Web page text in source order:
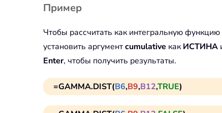
Пример
Чтобы рассчитать как интегральную
установить аргументcumulative какИСТИНА
Enter, чтобы получить результаты.
=GAMMA.DIST(B6,B9,B12,TRUE)